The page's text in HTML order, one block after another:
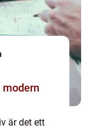
modern
är det ett